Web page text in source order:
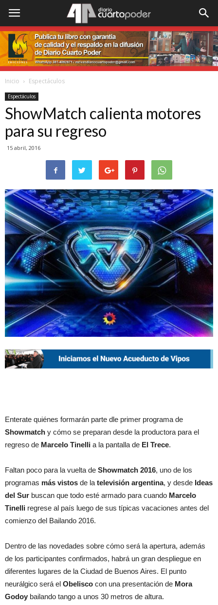
Inicio Espectáculos
Espectáculos
ShowMatch calienta motores
para su regreso
15 abril, 2016
Enterate quiénes formarán parte dle primer programa de
Showmatch y cómo se preparan desde la productora para el
regreso de Marcelo Tinelli a la pantalla de El Trece.
Faltan poco para la vuelta de Showmatch 2016, uno de los
programas más vistos de la televisión argentina, y desde Ideas
del Sur buscan que todo esté armado para cuando Marcelo
Tinelli regrese al país luego de sus típicas vacaciones antes del
comienzo del Bailando 2016.
Dentro de las novedades sobre cómo será la apertura, además
de los participantes confirmados, habrá un gran despliegue en
diferentes lugares de la Ciudad de Buenos Aires. El punto
neurálgico será el Obelisco con una presentación de Mora
Godoy bailando tango a unos 30 metros de altura.